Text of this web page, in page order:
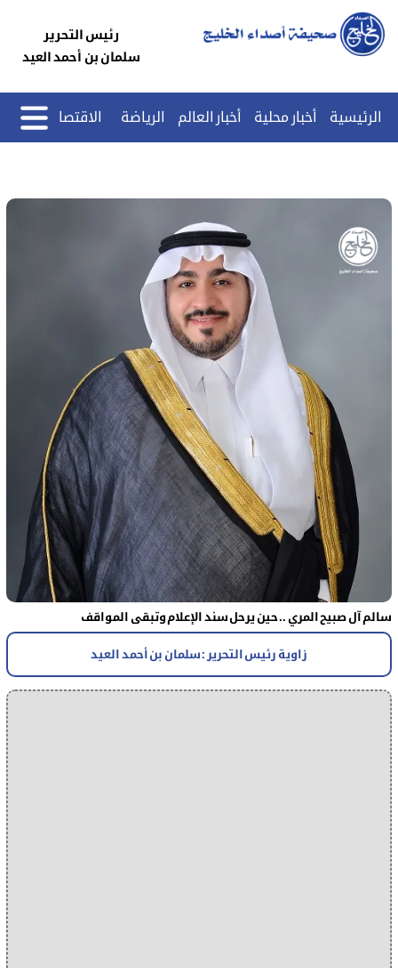
رئيس التحرير
سلمان بن أحمد العيد
الرئيسية أخبار محلية أخبار العالم الرياضة الاقتصاد
سالم آل صبيح المري .. حين يرحل سند الإعلام وتبقى المواقف
زاوية رئيس التحرير : سلمان بن أحمد العيد